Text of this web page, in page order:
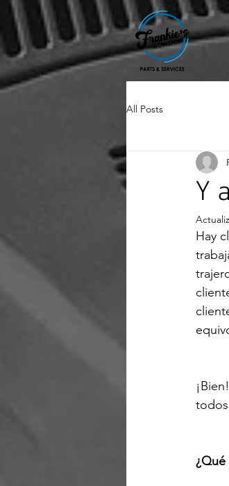
All Posts
Y
Hay
¿Qué